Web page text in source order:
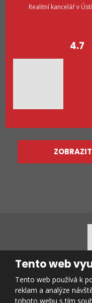
Realitní kancelář v
4.7
© 2026,
Mapa
Tento web
Tento web používá k
reklam a analýze
tohoto webu s tím